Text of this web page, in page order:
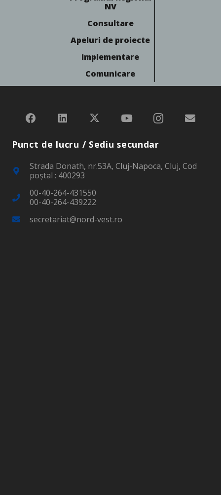
NV
Consultare
Apeluri de proiecte
Implementare
Comunicare
Punct de lucru / Sediu secundar
Strada Donath, nr.53A, Cluj-Napoca, Cluj, Cod
poştal : 400293
00-40-264-431550
00-40-264-439222
secretariat@nord-vest.ro